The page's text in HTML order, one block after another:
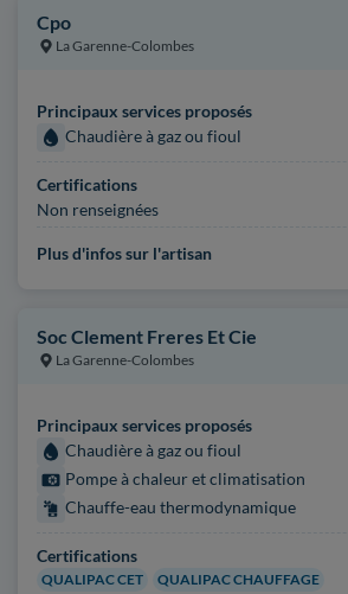
Cpo
La Garenne-Colombes
Principaux services proposés
Chaudière à gaz ou fioul
Certifications
Non renseignées
Plus d'infos sur l'artisan
Soc Clement Freres Et Cie
La Garenne-Colombes
Principaux services proposés
Chaudière à gaz ou fioul
Pompe à chaleur et climatisation
Chauffe-eau thermodynamique
Certifications
QUALIPAC CET
QUALIPAC CHAUFFAGE